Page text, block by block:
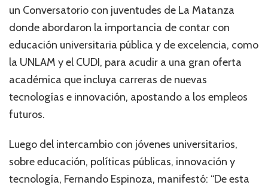
un Conversatorio con juventudes de La Matanza
donde abordaron la importancia de contar con
educación universitaria pública y de excelencia, como
la UNLAM y el CUDI, para acudir a una gran oferta
académica que incluya carreras de nuevas
tecnologías e innovación, apostando a los empleos
futuros.
Luego del intercambio con jóvenes universitarios,
sobre educación, políticas públicas, innovación y
tecnología, Fernando Espinoza, manifestó: “De esta